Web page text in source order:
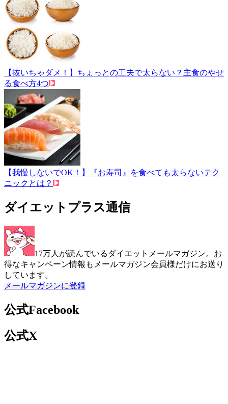
【抜いちゃダメ！】ちょっとの工夫で太らない？主食のやせ
る食べ方4つ
【我慢しないでOK！】『お寿司』を食べても太らないテク
ニックとは？
ダイエットプラス通信
17万人が読んでいるダイエットメールマガジン。お
得なキャンペーン情報もメールマガジン会員様だけにお送り
しています。
メールマガジンに登録
公式Facebook
公式X